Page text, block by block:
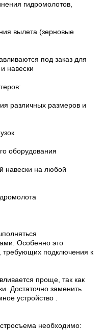
гидромолотов,
вылета (зерновые
под заказ для
навески
различных размеров и
оборудования
навески на любой
Особенно это
требующих подключения к
проще, так как
Достаточно заменить
устройство .
необходимо: